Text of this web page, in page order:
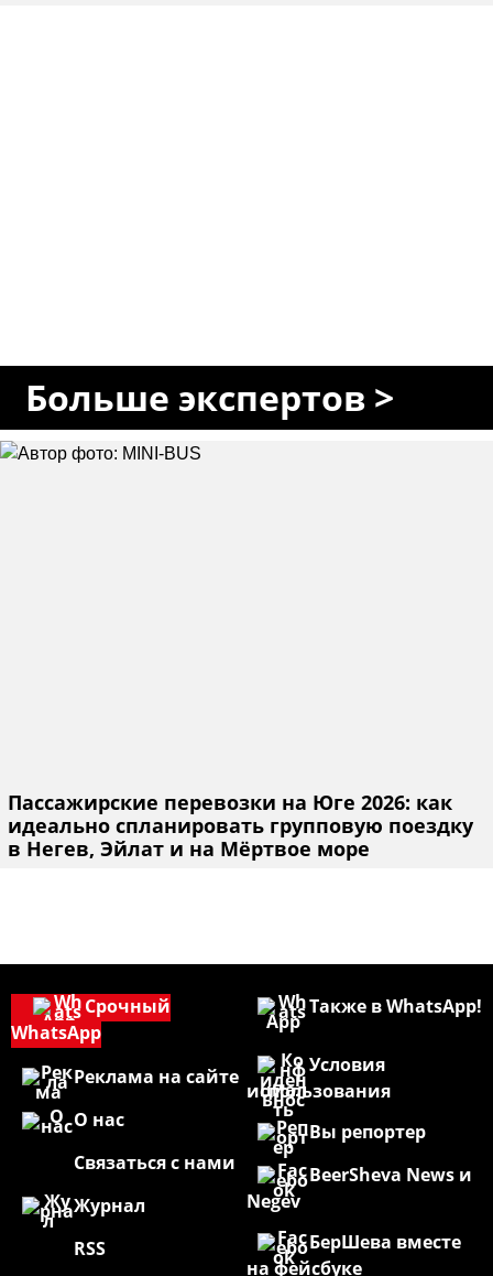
Больше экспертов >
Пассажирские перевозки на Юге 2026: как
идеально спланировать групповую поездку
в Негев, Эйлат и на Мёртвое море
Также в WhatsApp!
Условия
использования
Вы репортер
BeerSheva News и
Negev
БерШева вместе
на фейсбуке
Срочный
WhatsApp
Реклама на сайте
О нас
Связаться с нами
Журнал
RSS